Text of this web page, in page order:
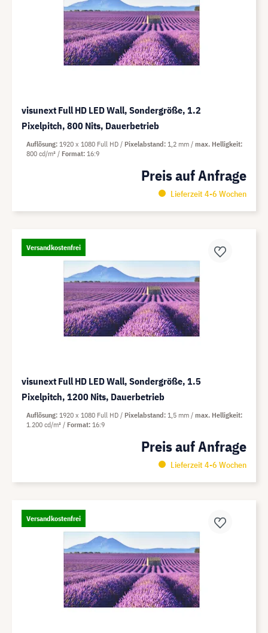
visunext Full HD LED Wall, Sondergröße, 1.2
Pixelpitch, 800 Nits, Dauerbetrieb
Preis auf Anfrage
Lieferzeit 4-6 Wochen
Auflösung 1920 x 1080 Full HD Pixelabstand 1,2 mm
max. Helligkeit
800 cd/m²
Format 16:9
Versandkostenfrei
visunext Full HD LED Wall, Sondergröße, 1.5
Pixelpitch, 1200 Nits, Dauerbetrieb
Preis auf Anfrage
Lieferzeit 4-6 Wochen
Auflösung 1920 x 1080 Full HD Pixelabstand 1,5 mm
max. Helligkeit
1.200 cd/m²
Format 16:9
Versandkostenfrei